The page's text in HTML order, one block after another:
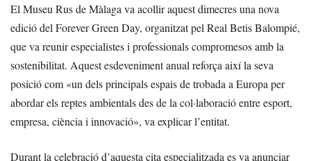
El Museu Rus de Màlaga va acollir aquest dimecres una nova
edició del Forever Green Day, organitzat pel Real Betis Balompié,
que va reunir especialistes i professionals compromesos amb la
sostenibilitat. Aquest esdeveniment anual reforça així la seva
posició com «un dels principals espais de trobada a Europa per
abordar els reptes ambientals des de la col·laboració entre esport,
empresa, ciència i innovació», va explicar l’entitat.
Durant la celebració d’aquesta cita especialitzada es va anunciar